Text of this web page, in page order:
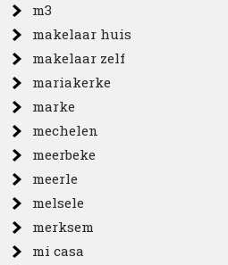
m3
makelaar huis
makelaar zelf
mariakerke
marke
mechelen
meerbeke
meerle
melsele
merksem
mi casa